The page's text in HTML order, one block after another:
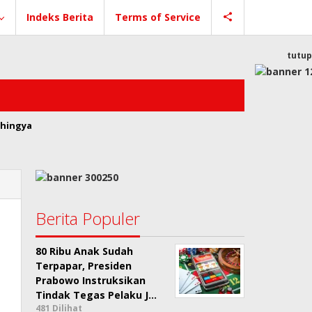
Indeks Berita Terms of Service
tutup
Berita Populer
80 Ribu Anak Sudah
Terpapar, Presiden
Prabowo Instruksikan
Tindak Tegas Pelaku J…
481 Dilihat